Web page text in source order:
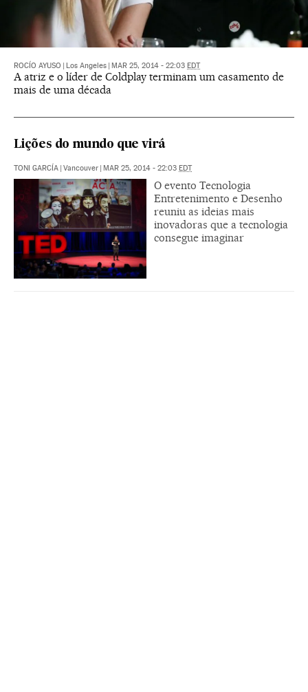
ROCÍO AYUSO Los Angeles MAR 25, 2014 - 22:03 EDT
A atriz e o líder de Coldplay terminam um casamento de
mais de uma década
Lições do mundo que virá
TONI GARCÍA Vancouver MAR 25, 2014 - 22:03 EDT
O evento Tecnologia
Entretenimento e Desenho
reuniu as ideias mais
inovadoras que a tecnologia
consegue imaginar